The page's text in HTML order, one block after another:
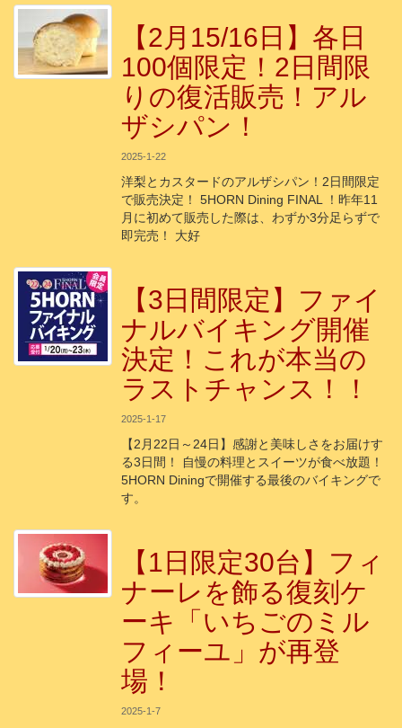
【2月15/16日】各日
100個限定！2日間限
りの復活販売！アル
ザシパン！
2025-1-22
洋梨とカスタードのアルザシパン！2日間限定
で販売決定！ 5HORN Dining FINAL ！昨年11
月に初めて販売した際は、わずか3分足らずで
即完売！ 大好
【3日間限定】ファイ
ナルバイキング開催
決定！これが本当の
ラストチャンス！！
2025-1-17
【2月22日～24日】感謝と美味しさをお届けす
る3日間！ 自慢の料理とスイーツが食べ放題！
5HORN Diningで開催する最後のバイキングで
す。
【1日限定30台】フィ
ナーレを飾る復刻ケ
ーキ「いちごのミル
フィーユ」が再登
場！
2025-1-7